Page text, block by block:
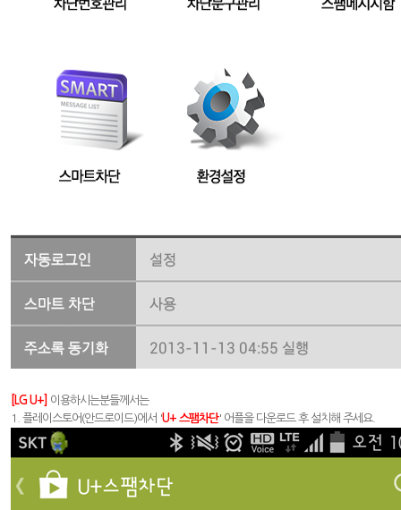
[LG U+]
이용하시는분들께서는
1. 플레이스토어(안드로이드)에서 'U+ 스팸차단' 어플을 다운로드 후 설치해 주세요.